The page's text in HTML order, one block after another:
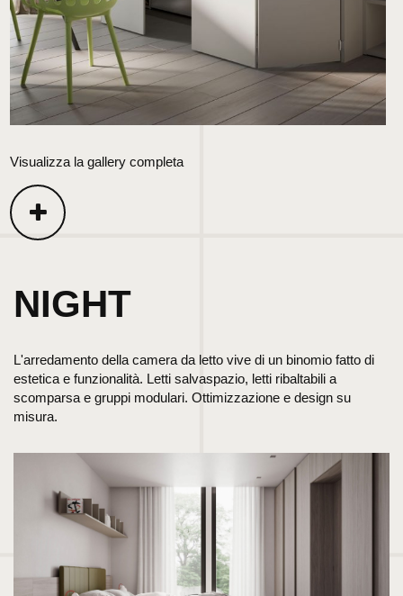
Visualizza la gallery completa
NIGHT
L'arredamento della camera da letto vive di un binomio fatto di
estetica e funzionalità. Letti salvaspazio, letti ribaltabili a
scomparsa e gruppi modulari. Ottimizzazione e design su
misura.